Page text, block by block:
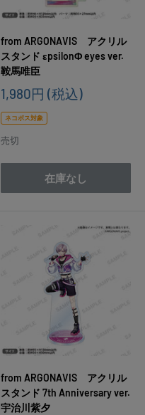
from ARGONAVIS アクリル
スタンド εpsilonΦ eyes ver.
鞍馬唯臣
販
価
格
1,980円 (税込)
ネコポス対象
売切
在庫なし
from ARGONAVIS アクリル
スタンド 7th Anniversary ver.
宇治川紫夕